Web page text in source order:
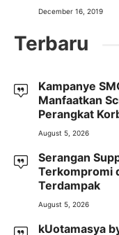
December 16, 2019
Terbaru
Kampanye
Manfaatkan
Perangkat
August 5, 2026
Serangan
Terkompromi
Terdampak
August 5, 2026
kUotamasya